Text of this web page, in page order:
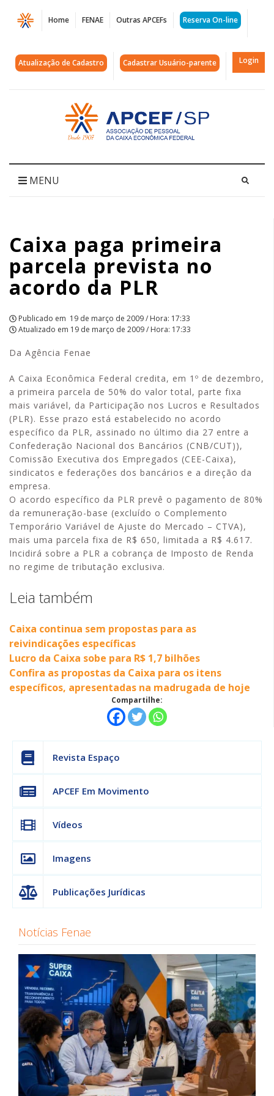
Página
Caixa
paga
parcela
prevista
acordo
|
APCEF/SP
Home FENAE Outras APCEFs Reserva On-line
Atualização de Cadastro Cadastrar Usuário-parente Login
Acessar
página
inicial
MENU
Caixa paga primeira
parcela prevista no
acordo da PLR
Publicado em 19 de março de 2009 / Hora: 17:33
Atualizado em 19 de março de 2009 / Hora: 17:33
Da Agência Fenae
A Caixa Econômica Federal credita, em 1º de dezembro,
a primeira parcela de 50% do valor total, parte fixa
mais variável, da Participação nos Lucros e Resultados
(PLR). Esse prazo está estabelecido no acordo
específico da PLR, assinado no último dia 27 entre a
Confederação Nacional dos Bancários (CNB/CUT)),
Comissão Executiva dos Empregados (CEE-Caixa),
sindicatos e federações dos bancários e a direção da
empresa.
O acordo específico da PLR prevê o pagamento de 80%
da remuneração-base (excluído o Complemento
Temporário Variável de Ajuste do Mercado – CTVA),
mais uma parcela fixa de R$ 650, limitada a R$ 4.617.
Incidirá sobre a PLR a cobrança de Imposto de Renda
no regime de tributação exclusiva.
Leia também
Caixa continua sem propostas para as
reivindicações específicas
Lucro da Caixa sobe para R$ 1,7 bilhões
Confira as propostas da Caixa para os itens
específicos, apresentadas na madrugada de hoje
Compartilhe:
Revista Espaço
APCEF Em Movimento
Vídeos
Imagens
Publicações Jurídicas
Notícias Fenae